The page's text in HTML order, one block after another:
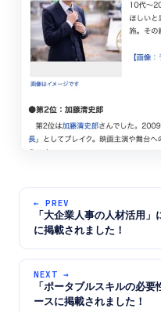
← PREV
「大企業人事の人材活用
に掲載されました！
NEXT →
「ポータブルスキルの必
ースに掲載されました！